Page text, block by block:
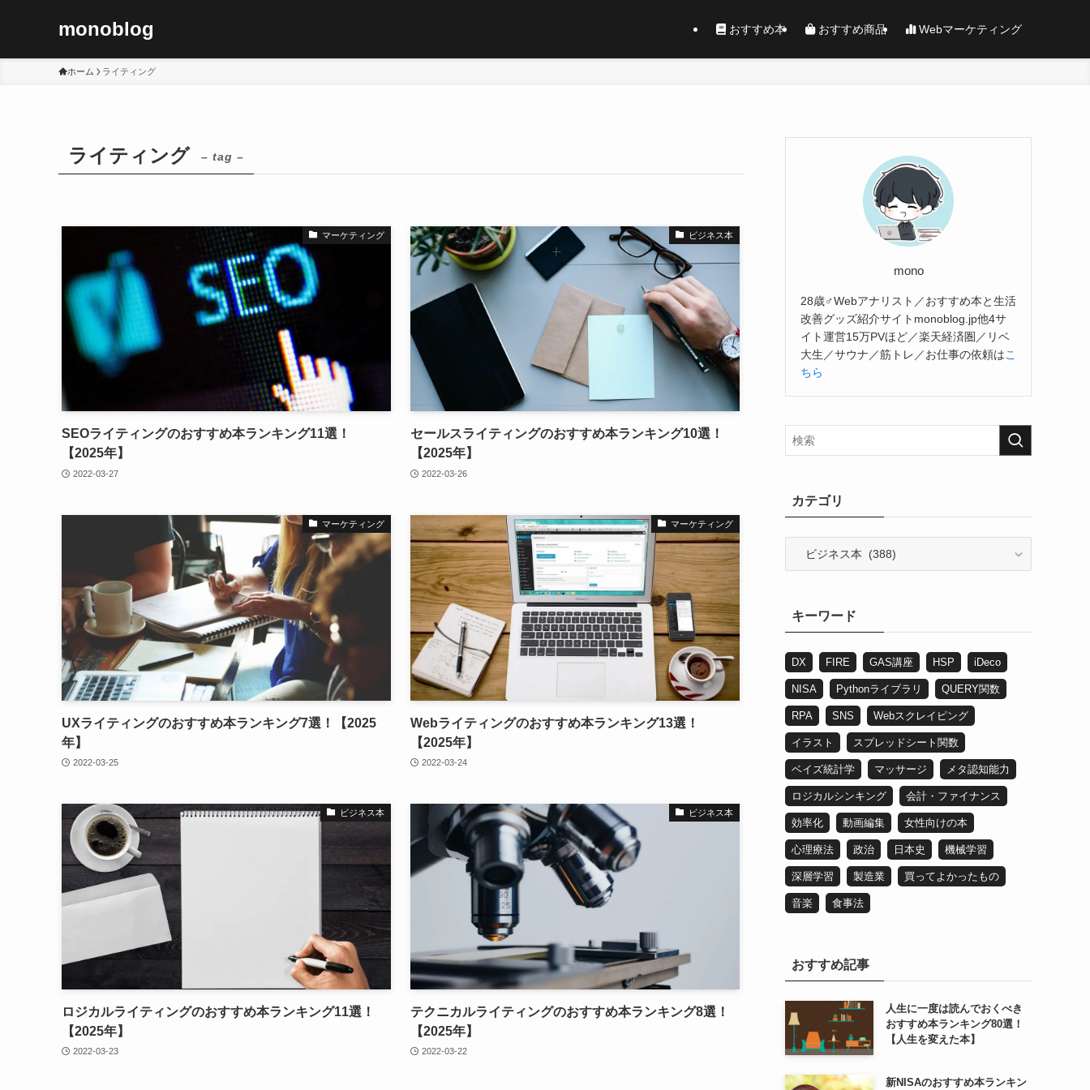
monoblog おすすめ本 おすすめ商品 Webマーケティング
ホーム ライティング
ライティング – tag –
マーケティング
SEOライティングのおすすめ本ランキング11選！
【2025年】
2022-03-27
ビジネス本
セールスライティングのおすすめ本ランキング10選！
【2025年】
2022-03-26
マーケティング
UXライティングのおすすめ本ランキング7選！【2025
年】
2022-03-25
マーケティング
Webライティングのおすすめ本ランキング13選！
【2025年】
2022-03-24
ビジネス本
ロジカルライティングのおすすめ本ランキング11選！
【2025年】
2022-03-23
ビジネス本
テクニカルライティングのおすすめ本ランキング8選！
【2025年】
2022-03-22
mono
28歳♂Webアナリスト／おすすめ本と生活
改善グッズ紹介サイトmonoblog.jp他4サ
イト運営15万PVほど／楽天経済圏／リベ
大生／サウナ／筋トレ／お仕事の依頼はこ
ちら
カテゴリ
キーワード
DX FIRE GAS講座 HSP iDeco
NISA Pythonライブラリ QUERY関数
RPA SNS Webスクレイピング
イラスト スプレッドシート関数
ベイズ統計学 マッサージ メタ認知能力
ロジカルシンキング 会計・ファイナンス
効率化 動画編集 女性向けの本
心理療法 政治 日本史 機械学習
深層学習 製造業 買ってよかったもの
音楽 食事法
おすすめ記事
人生に一度は読んでおくべき
おすすめ本ランキング80選！
【人生を変えた本】
新NISAのおすすめ本ランキン